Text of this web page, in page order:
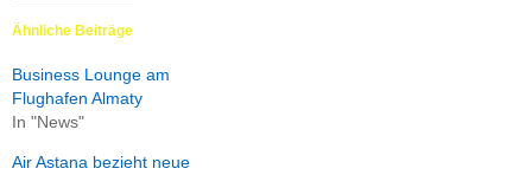
Ähnliche Beiträge
Business Lounge am
Flughafen Almaty
In "News"
Air Astana bezieht neue